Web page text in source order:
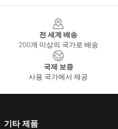
전 세계 배송
200개 이상의 국가로 배송
국제 보증
사용 국가에서 제공
기타 제품